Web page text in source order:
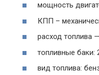
мощность
КПП –
расход топлива
топливные баки:
вид топлива: